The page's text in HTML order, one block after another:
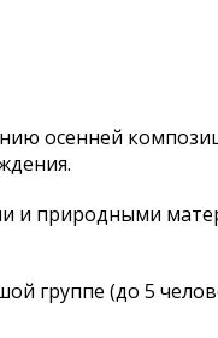
осенней
и природными
группе (до 5